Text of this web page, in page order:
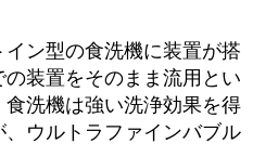
ン型の食洗機に装置が搭
装置をそのまま流用とい
洗機は強い洗浄効果を得
ウルトラファインバブル